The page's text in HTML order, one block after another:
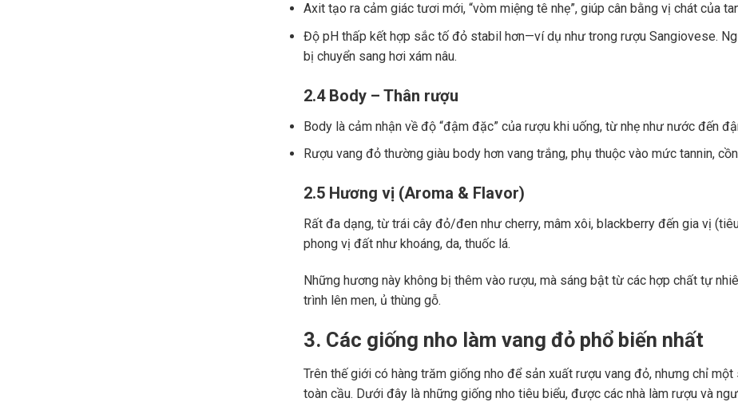
Axit tạo ra cảm giác tươi mới, “vòm miệng tê nhẹ”, giúp cân bằng vị chát của
Độ pH thấp kết hợp sắc tố đỏ stabil hơn—ví dụ như trong rượu Sangiovese.
bị chuyển sang hơi xám nâu.
2.4 Body – Thân rượu
Body là cảm nhận về độ “đậm đặc” của rượu khi uống, từ nhẹ như nước đến
Rượu vang đỏ thường giàu body hơn vang trắng, phụ thuộc vào mức tannin,
2.5 Hương vị (Aroma & Flavor)
Rất đa dạng, từ trái cây đỏ/đen như cherry, mâm xôi, blackberry đến gia vị
phong vị đất như khoáng, da, thuốc lá.
Những hương này không bị thêm vào rượu, mà sáng bật từ các hợp chất tự
trình lên men, ủ thùng gỗ.
3. Các giống nho làm vang đỏ phổ biến nhất
Trên thế giới có hàng trăm giống nho để sản xuất rượu vang đỏ, nhưng chỉ
toàn cầu. Dưới đây là những giống nho tiêu biểu, được các nhà làm rượu và